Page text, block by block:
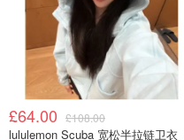
£64.00 £108.00
lululemon Scuba 宽松半拉链卫衣